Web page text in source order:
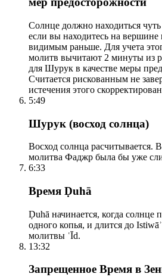
Солнце должно находиться
если вы находитесь на
видимым раньше. Для учета
молитв вычитают 2 минуты из
для Шурук в качестве меры
Считается рискованным не
истечения этого
5:49
Шурук (восход солнца)
Восход солнца расчитывается.
молитва Фаджр была бы уже
6:33
Время Ḍuhā
Ḍuhā начинается, когда солнце
одного копья, и длится до
молитвы ʿĪd.
13:32
Запрещенное Время в